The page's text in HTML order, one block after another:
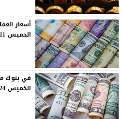
أسعار
الخميس 11-7-2024
في بنوك
الخميس 11/7/2024